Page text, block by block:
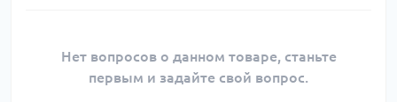
Нет вопросов о данном товаре, станьте
первым и задайте свой вопрос.